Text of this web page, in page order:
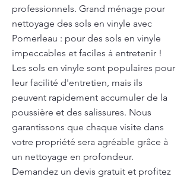
professionnels. Grand ménage pour
nettoyage des sols en vinyle avec
Pomerleau : pour des sols en vinyle
impeccables et faciles à entretenir !
Les sols en vinyle sont populaires pour
leur facilité d'entretien, mais ils
peuvent rapidement accumuler de la
poussière et des salissures. Nous
garantissons que chaque visite dans
votre propriété sera agréable grâce à
un nettoyage en profondeur.
Demandez un devis gratuit et profitez